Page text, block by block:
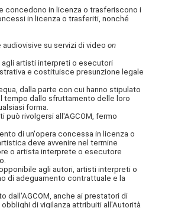
concedono in licenza o trasferiscono i
in licenza o trasferiti, nonché
su servizi di video on
artisti interpreti o esecutori
e costituisce presunzione legale
dalla parte con cui hanno stipulato
tempo dallo sfruttamento delle loro
forma.
rivolgersi all'AGCOM, fermo
di un'opera concessa in licenza o
deve avvenire nel termine
o artista interprete o esecutore
agli autori, artisti interpreti o
di adeguamento contrattuale e la
anche ai prestatori di
di vigilanza attribuiti all'Autorità